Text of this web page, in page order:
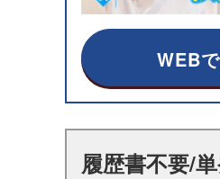
WEB
履歴書不要/